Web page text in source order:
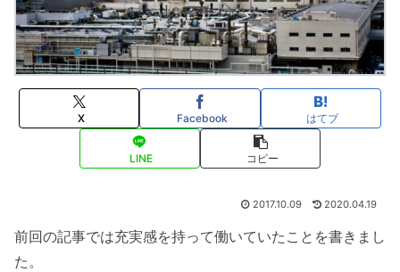
X Facebook はてブ
LINE コピー
2017.10.09 2020.04.19
前回の記事では充実感を持って働いていたことを書きまし
た。